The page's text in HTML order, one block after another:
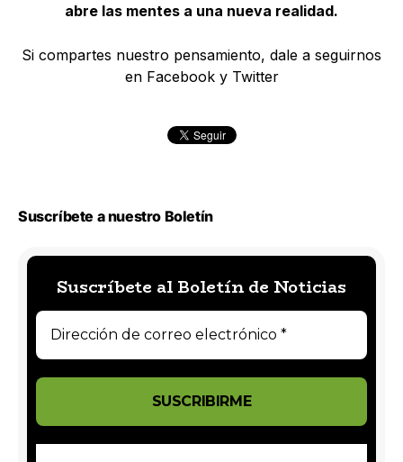
abre las mentes a una nueva realidad.
Si compartes nuestro pensamiento, dale a seguirnos
en Facebook y Twitter
Suscríbete a nuestro Boletín
Suscríbete al Boletín de Noticias